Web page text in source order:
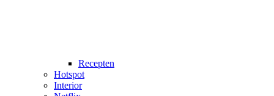
Recepten
Hotspot
Interior